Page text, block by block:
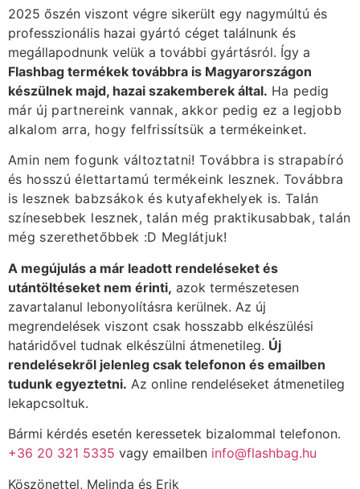
2025 őszén viszont végre sikerült egy nagymúltú és
professzionális hazai gyártó céget találnunk és
megállapodnunk velük a további gyártásról. Így a
Flashbag termékek továbbra is Magyarországon
készülnek majd, hazai szakemberek által. Ha pedig
már új partnereink vannak, akkor pedig ez a legjobb
alkalom arra, hogy felfrissítsük a termékeinket.
Amin nem fogunk változtatni! Továbbra is strapabíró
és hosszú élettartamú termékeink lesznek. Továbbra
is lesznek babzsákok és kutyafekhelyek is. Talán
színesebbek lesznek, talán még praktikusabbak, talán
még szerethetőbbek :D Meglátjuk!
A megújulás a már leadott rendeléseket és
utántöltéseket nem érinti, azok természetesen
zavartalanul lebonyolításra kerülnek. Az új
megrendelések viszont csak hosszabb elkészülési
határidővel tudnak elkészülni átmenetileg. Új
rendelésekről jelenleg csak telefonon és emailben
tudunk egyeztetni. Az online rendeléseket átmenetileg
lekapcsoltuk.
Bármi kérdés esetén keressetek bizalommal telefonon.
+36 20 321 5335 vagy emailben info@flashbag.hu
Köszönettel, Melinda és Erik